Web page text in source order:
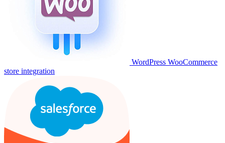
WordPress WooCommerce
store integration